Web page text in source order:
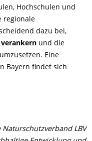
Hochschulen und
regionale
dazu bei,
und die
Eine
Bayern findet sich
LBV